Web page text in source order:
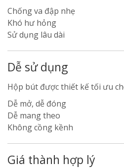
Chống va đập nhẹ
Khó hư hỏng
Sử dụng lâu dài
Dễ sử dụng
Hộp bút được thiết kế tối ưu
Dễ mở, dễ đóng
Dễ mang theo
Không cồng kềnh
Giá thành hợp lý